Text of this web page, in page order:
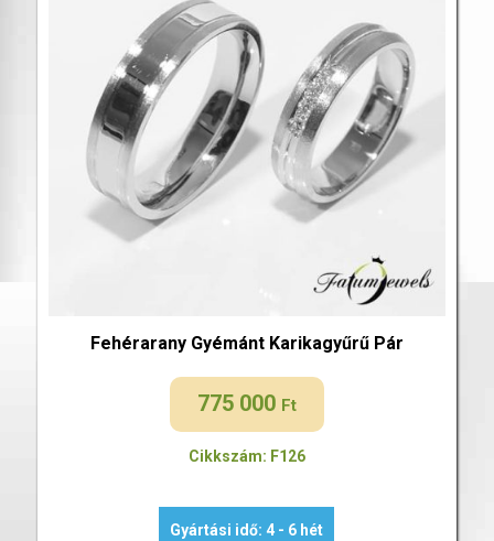
Fehérarany Gyémánt Karikagyűrű Pár
775 000 Ft
Cikkszám: F126
Gyártási idő: 4 - 6 hét